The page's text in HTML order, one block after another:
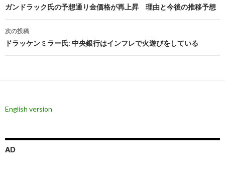
稿
ナ
ビ
ー
ョ
ガンドラック氏の予想通り金価格が再上昇 理由と今後の推移予想
次の投稿
ドラッケンミラー氏: 中央銀行はインフレで火遊びをしている
English version
AD